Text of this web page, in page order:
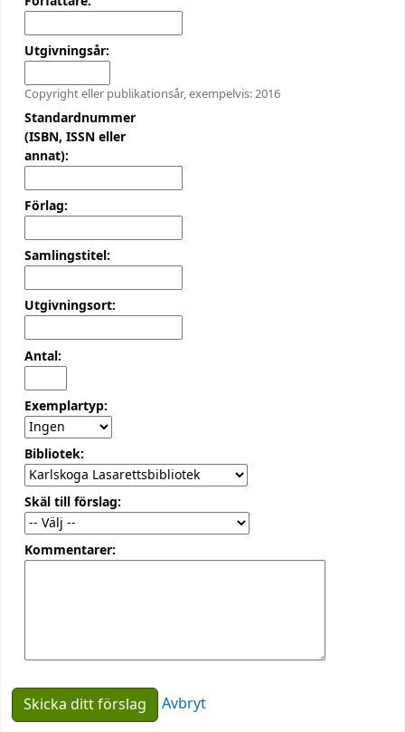
Utgivningsår:
Copyright eller publikationsår, exempelvis: 2016
Standardnummer
(ISBN, ISSN eller
annat):
Förlag:
Samlingstitel:
Utgivningsort:
Antal:
Exemplartyp:
Bibliotek:
Skäl till förslag:
Kommentarer:
Avbryt